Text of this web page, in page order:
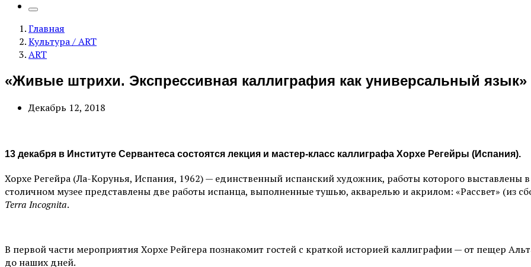
Главная
Культура / ART
ART
«Живые штрихи. Экспрессивная каллиграфия как универсальный язык»
Декабрь 12, 2018
13 декабря в Институте Сервантеса состоятся лекция и мастер-класс каллиграфа Хорхе Регейры (Испания).
Хорхе Регейра (Ла-Корунья, Испания, 1962) — единственный испанский художник, работы которого выставлены
столичном музее представлены две работы испанца, выполненные тушью, акварелью и акрилом: «Рассвет» (из
Terra Incognita.
В первой части мероприятия Хорхе Рейгера познакомит гостей с краткой историей каллиграфии — от пещер
до наших дней.